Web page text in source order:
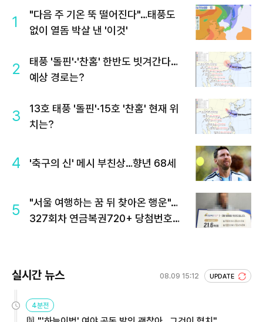
1
"다음 주 기온 뚝 떨어진다"…태풍도
없이 열돔 박살 낸 '이것'
2
태풍 '돌핀'·'찬홈' 한반도 빗겨간다…
예상 경로는?
3
13호 태풍 '돌핀'·15호 '찬홈' 현재 위
치는?
4 '축구의 신' 메시 부친상…향년 68세
5
"서울 여행하는 꿈 뒤 찾아온 행운"…
327회차 연금복권720+ 당첨번호조
실시간 뉴스 08.09 15:12 UPDATE
4분전